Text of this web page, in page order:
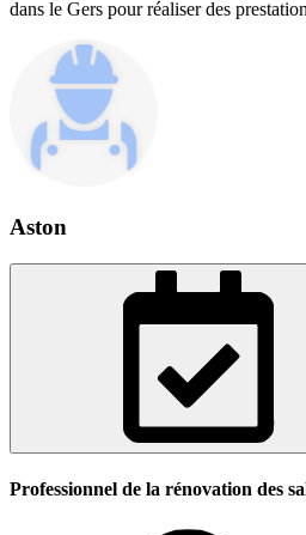
dans le Gers pour réaliser des
Aston
Professionnel de la rénovation des